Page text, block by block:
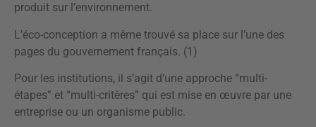
produit sur l’environnement.
L’éco-conception a même trouvé sa place sur l’une des
pages du gouvernement français. (1)
Pour les institutions, il s’agit d’une approche “multi-
étapes” et “multi-critères” qui est mise en œuvre par une
entreprise ou un organisme public.